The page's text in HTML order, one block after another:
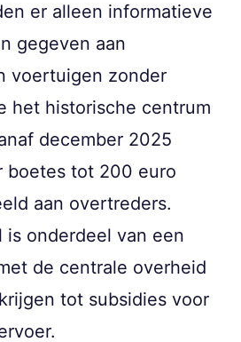
er alleen informatieve
gegeven aan
voertuigen zonder
het historische centrum
december 2025
boetes tot 200 euro
aan overtreders.
is onderdeel van een
de centrale overheid
tot subsidies voor